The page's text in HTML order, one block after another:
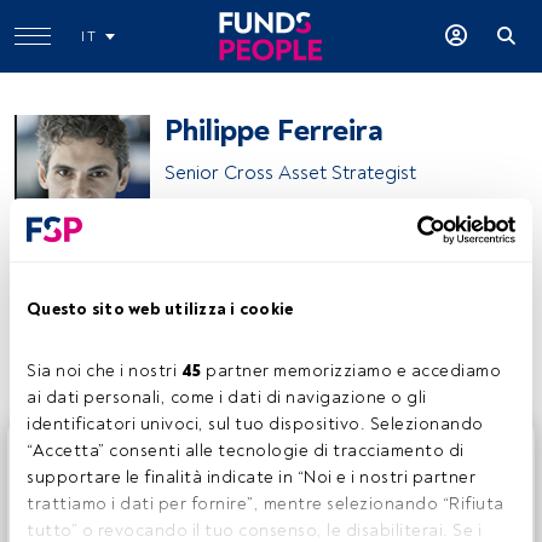
Questo sito web utilizza i cookie
Sia noi che i nostri 45 partner memorizziamo e accediamo
ai dati personali, come i dati di navigazione o gli
identificatori univoci, sul tuo dispositivo. Selezionando
“Accetta” consenti alle tecnologie di tracciamento di
supportare le finalità indicate in “Noi e i nostri partner
trattiamo i dati per fornire”, mentre selezionando “Rifiuta
tutto” o revocando il tuo consenso, le disabiliterai. Se i
IT
Philippe Ferreira
Senior Cross Asset Strategist
Condividi:
Questo è un articolo riservato agli utenti FundsPeople. Se
sei già registrato, accedi tramite il pulsante Login. Se non
hai ancora un account, ti invitiamo a registrarti per scoprire
tutti i contenuti che FundsPeople ha da offrire.